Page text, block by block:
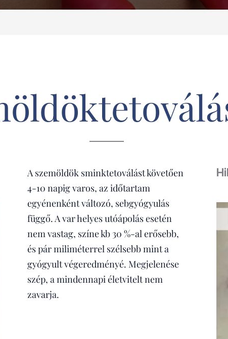
A szemöldök sminktetoválást követően
4-10 napig varos, az időtartam
egyénenként változó, sebgyógyulás
függő. A var helyes utóápolás esetén
nem vastag, színe kb 30 %-al erősebb,
és pár miliméterrel szélsebb mint a
gyógyult végeredményé. Megjelenése
szép, a mindennapi életvitelt nem
zavarja.